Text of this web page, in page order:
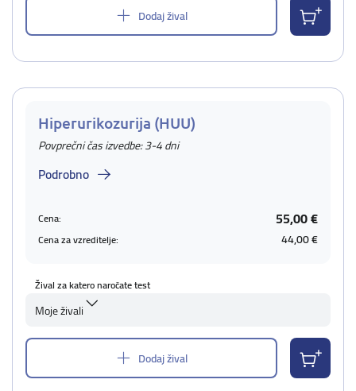
Dodaj žival
Hiperurikozurija (HUU)
Povprečni čas izvedbe: 3-4 dni
Podrobno
Cena: 55,00 €
Cena za vzreditelje: 44,00 €
Žival za katero naročate test
Moje živali
Dodaj žival